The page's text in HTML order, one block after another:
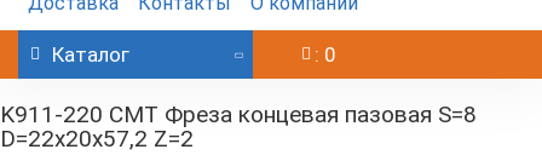
Каталог : 0
K911-220 CMT Фреза концевая пазовая S=8
D=22x20x57,2 Z=2